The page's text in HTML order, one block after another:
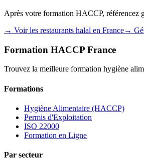
Après votre formation HACCP, référencez
→ Voir les restaurants halal en France→
Formation HACCP France
Trouvez la meilleure formation hygiène
Formations
Hygiène Alimentaire (HACCP)
Permis d'Exploitation
ISO 22000
Formation en Ligne
Par secteur